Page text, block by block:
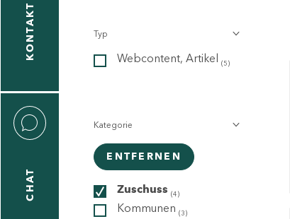
KONTAKT
CHAT
Typ
Webcontent, Artikel (5)
Kategorie
ENTFERNEN
Zuschuss (4)
Kommunen (3)